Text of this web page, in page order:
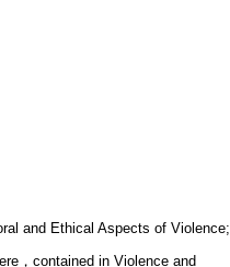
and Ethical Aspects of Violence;
，contained in Violence and